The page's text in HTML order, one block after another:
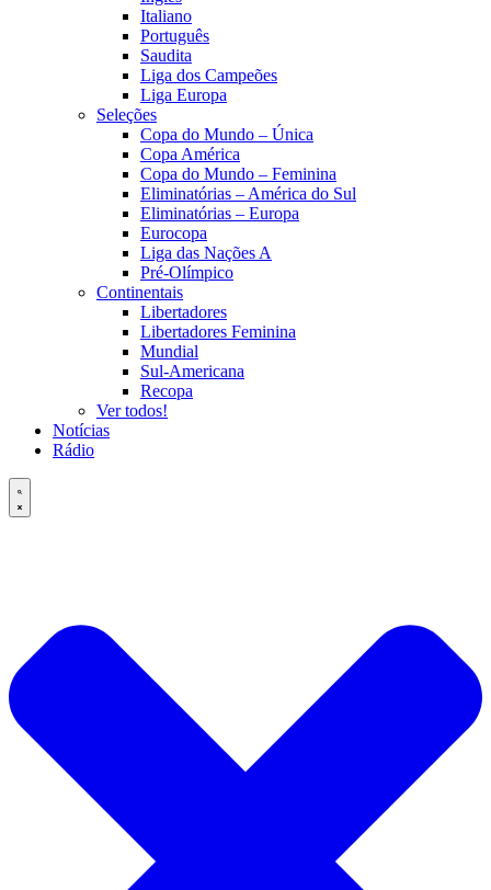
Italiano
Português
Saudita
Liga dos Campeões
Liga Europa
Seleções
Copa do Mundo – Única
Copa América
Copa do Mundo – Feminina
Eliminatórias – América do Sul
Eliminatórias – Europa
Eurocopa
Liga das Nações A
Pré-Olímpico
Continentais
Libertadores
Libertadores Feminina
Mundial
Sul-Americana
Recopa
Ver todos!
Notícias
Rádio